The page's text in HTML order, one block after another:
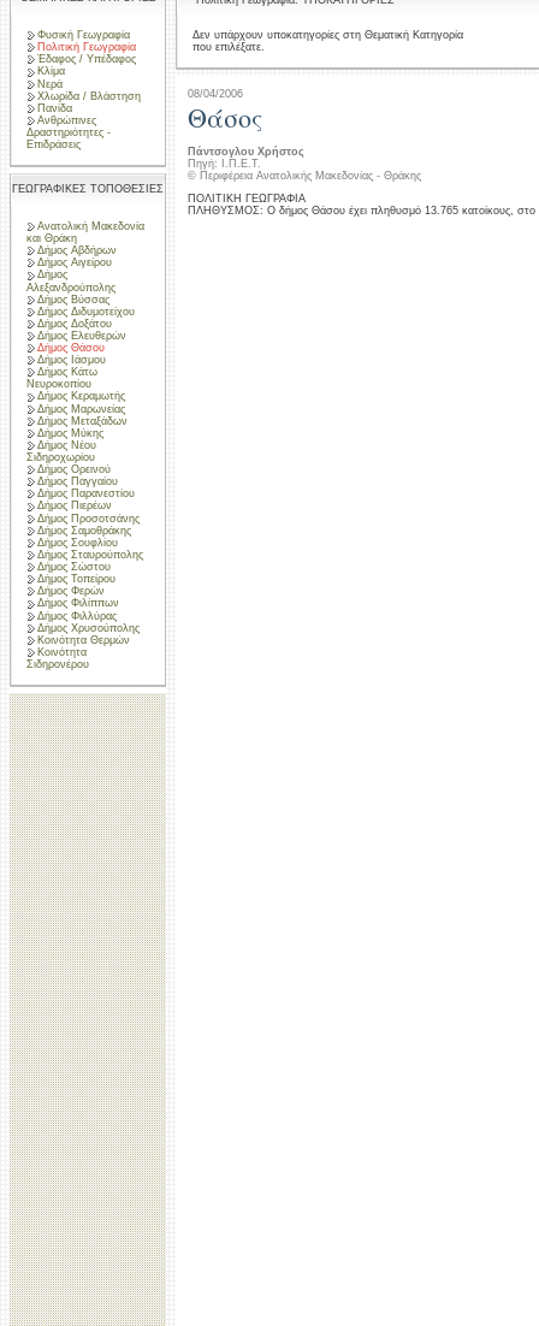
Φυσική Γεωγραφία
Πολιτική Γεωγραφία
Έδαφος / Υπέδαφος
Κλίμα
Νερά
Χλωρίδα / Βλάστηση
Πανίδα
Ανθρώπινες
Δραστηριότητες -
Επιδράσεις
ΓΕΩΓΡΑΦΙΚΕΣ ΤΟΠΟΘΕΣΙΕΣ
Ανατολική Μακεδονία
και Θράκη
Δήμος Αβδήρων
Δήμος Αιγείρου
Δήμος
Αλεξανδρούπολης
Δήμος Βύσσας
Δήμος Διδυμοτείχου
Δήμος Δοξάτου
Δήμος Ελευθερών
Δήμος Θάσου
Δήμος Ιάσμου
Δήμος Κάτω
Νευροκοπίου
Δήμος Κεραμωτής
Δήμος Μαρωνείας
Δήμος Μεταξάδων
Δήμος Μύκης
Δήμος Νέου
Σιδηροχωρίου
Δήμος Ορεινού
Δήμος Παγγαίου
Δήμος Παρανεστίου
Δήμος Πιερέων
Δήμος Προσοτσάνης
Δήμος Σαμοθράκης
Δήμος Σουφλίου
Δήμος Σταυρούπολης
Δήμος Σώστου
Δήμος Τοπείρου
Δήμος Φερών
Δήμος Φιλίππων
Δήμος Φιλλύρας
Δήμος Χρυσούπολης
Κοινότητα Θερμών
Κοινότητα
Σιδηρονέρου
Δεν υπάρχουν υποκατηγορίες στη Θεματική Κατηγορία
που επιλέξατε.
08/04/2006
Θάσος
Πάντσογλου Χρήστος
Πηγή: Ι.Π.Ε.Τ.
© Περιφέρεια Ανατολικής Μακεδονίας - Θράκης
ΠΟΛΙΤΙΚΗ ΓΕΩΓΡΑΦΙΑ
ΠΛΗΘΥΣΜΟΣ: Ο δήμος Θάσου έχει πληθυσμό 13.765 κατοίκους, στο